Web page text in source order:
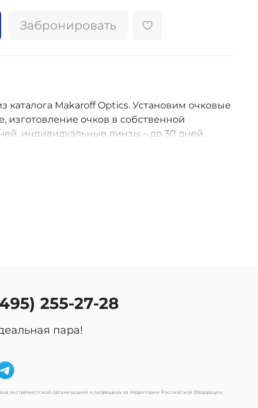
Забронировать
каталога Makaroff Optics. Установим очковые
очков в собственной
индивидуальные линзы – до 30 дней.
255-27-28
пара!
экстремистской организацией и запрещена на территории Российской Федерации.